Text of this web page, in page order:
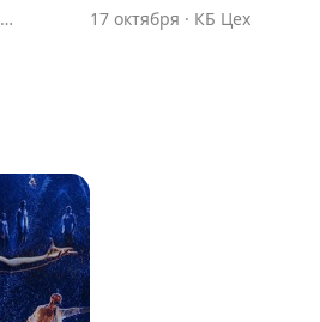
17 октября · КБ Цех